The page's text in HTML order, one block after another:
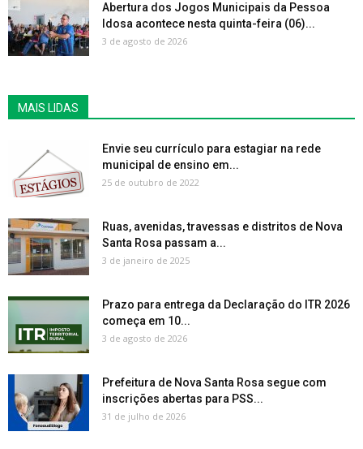
Abertura dos Jogos Municipais da Pessoa
Idosa acontece nesta quinta-feira (06)...
3 de agosto de 2026
MAIS LIDAS
Envie seu currículo para estagiar na rede
municipal de ensino em...
25 de outubro de 2022
Ruas, avenidas, travessas e distritos de Nova
Santa Rosa passam a...
3 de janeiro de 2025
Prazo para entrega da Declaração do ITR 2026
começa em 10...
3 de agosto de 2026
Prefeitura de Nova Santa Rosa segue com
inscrições abertas para PSS...
31 de julho de 2026